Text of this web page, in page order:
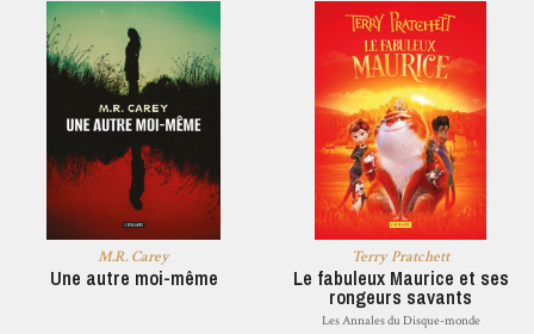
M.R. Carey
Une autre moi-même
Terry Pratchett
Le fabuleux Maurice et ses
rongeurs savants
Les Annales du Disque-monde